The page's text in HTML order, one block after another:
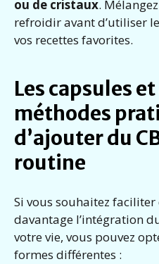
ou de cristaux.
refroidir avant d’utiliser
vos recettes favorites.
Les capsules
méthodes
d’ajouter du
routine
Si vous souhaitez faciliter
davantage l’intégration
votre vie, vous pouvez
formes différentes :